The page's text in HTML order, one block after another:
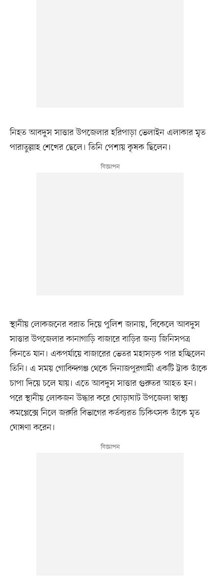
নিহত আবদুস সাত্তার উপজেলার হরিপাড়া ভেলাইন এলাকার মৃত
পারাতুল্লাহ শেখের ছেলে। তিনি পেশায় কৃষক ছিলেন।
স্থানীয় লোকজনের বরাত দিয়ে পুলিশ জানায়, বিকেলে আবদুস
সাত্তার উপজেলার কানাগাড়ি বাজারে বাড়ির জন্য জিনিসপত্র
কিনতে যান। একপর্যায়ে বাজারের ভেতর মহাসড়ক পার হচ্ছিলেন
তিনি। এ সময় গোবিন্দগঞ্জ থেকে দিনাজপুরগামী একটি ট্রাক তাঁকে
চাপা দিয়ে চলে যায়। এতে আবদুস সাত্তার গুরুতর আহত হন।
পরে স্থানীয় লোকজন উদ্ধার করে ঘোড়াঘাট উপজেলা স্বাস্থ্য
কমপ্লেক্সে নিলে জরুরি বিভাগের কর্তব্যরত চিকিৎসক তাঁকে মৃত
ঘোষণা করেন।